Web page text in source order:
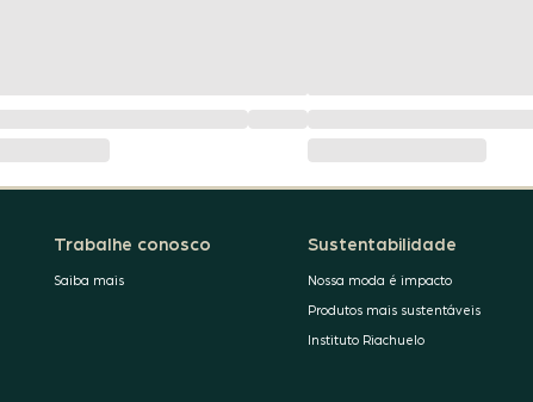
Trabalhe conosco
Saiba mais
Sustentabilidade
Nossa moda é impacto
Produtos mais sustentáveis
Instituto Riachuelo